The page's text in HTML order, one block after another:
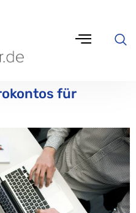
für